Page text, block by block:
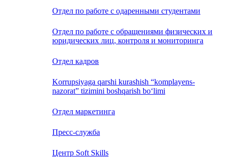
Отдел по работе с одаренными студентами
Отдел по работе с обращениями физических и
юридических лиц, контроля и мониторинга
Отдел кадров
Korrupsiyaga qarshi kurashish “komplayens-
nazorat” tizimini boshqarish bo‘limi
Отдел маркетинга
Пресс-служба
Центр Soft Skills